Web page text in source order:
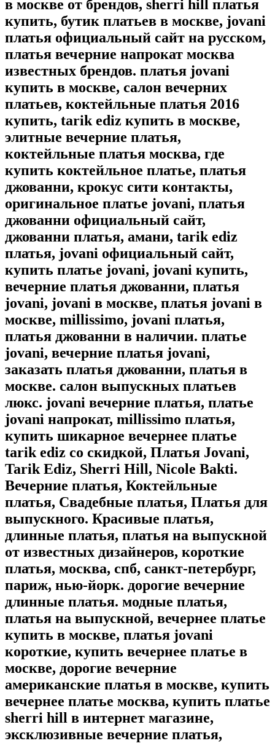
в москве от брендов, sherri hill платья
купить, бутик платьев в москве, jovani
платья официальный сайт на русском,
платья вечерние напрокат москва
известных брендов. платья jovani
купить в москве, салон вечерних
платьев, коктейльные платья 2016
купить, tarik ediz купить в москве,
элитные вечерние платья,
коктейльные платья москва, где
купить коктейльное платье, платья
джованни, крокус сити контакты,
оригинальное платье jovani, платья
джованни официальный сайт,
джованни платья, амани, tarik ediz
платья, jovani официальный сайт,
купить платье jovani, jovani купить,
вечерние платья джованни, платья
jovani, jovani в москве, платья jovani в
москве, millissimo, jovani платья,
платья джованни в наличии. платье
jovani, вечерние платья jovani,
заказать платья джованни, платья в
москве. салон выпускных платьев
люкс. jovani вечерние платья, платье
jovani напрокат, millissimo платья,
купить шикарное вечернее платье
tarik ediz со скидкой, Платья Jovani,
Tarik Ediz, Sherri Hill, Nicole Bakti.
Вечерние платья, Коктейльные
платья, Свадебные платья, Платья для
выпускного. Красивые платья,
длинные платья, платья на выпускной
от известных дизайнеров, короткие
платья, москва, спб, санкт-петербург,
париж, нью-йорк. дорогие вечерние
длинные платья. модные платья,
платья на выпускной, вечернее платье
купить в москве, платья jovani
короткие, купить вечернее платье в
москве, дорогие вечерние
американские платья в москве, купить
вечернее платье москва, купить платье
sherri hill в интернет магазине,
эксклюзивные вечерние платья,